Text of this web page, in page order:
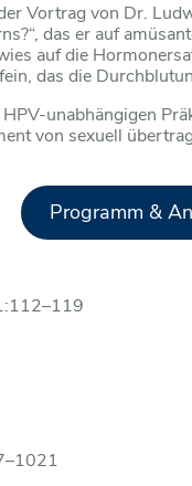
Vortrag von Dr.
das er auf
auf die
das die
unabhängigen
von sexuell
Programm &